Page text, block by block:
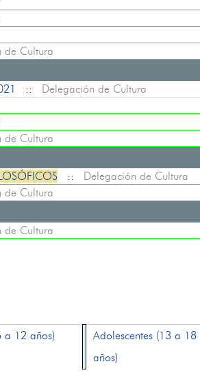
de Cultura
:: Delegación de Cultura
de Cultura
:: Delegación de Cultura
de Cultura
de Cultura
a 12 años)
Adolescentes (13 a 18
años)